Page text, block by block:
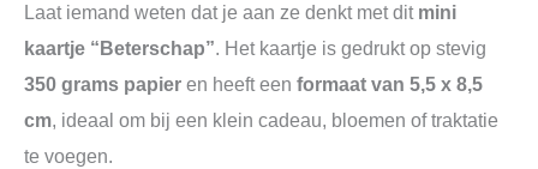
Laat iemand weten dat je aan ze denkt met dit mini
kaartje “Beterschap”. Het kaartje is gedrukt op stevig
350 grams papier en heeft een formaat van 5,5 x 8,5
cm, ideaal om bij een klein cadeau, bloemen of traktatie
te voegen.